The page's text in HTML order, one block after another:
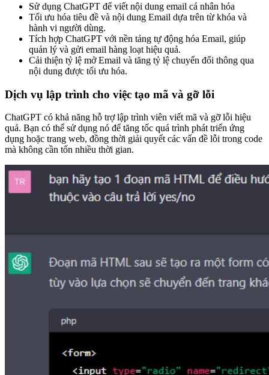
Sử dụng ChatGPT để viết nội dung email cá nhân hóa
Tối ưu hóa tiêu đề và nội dung Email dựa trên từ khóa và
hành vi người dùng.
Tích hợp ChatGPT với nền tảng tự động hóa Email, giúp
quản lý và gửi email hàng loạt hiệu quả.
Cải thiện tỷ lệ mở Email và tăng tỷ lệ chuyển đổi thông qua
nội dung được tối ưu hóa.
Dịch vụ lập trình cho việc tạo mã và gỡ lỗi
ChatGPT có khả năng hỗ trợ lập trình viên viết mã và gỡ lỗi hiệu
quả. Bạn có thể sử dụng nó để tăng tốc quá trình phát triển ứng
dụng hoặc trang web, đồng thời giải quyết các vấn đề lỗi trong code
mà không cần tốn nhiều thời gian.